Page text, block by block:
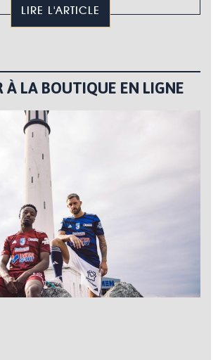
LIRE L'ARTICLE
À LA BOUTIQUE EN LIGNE